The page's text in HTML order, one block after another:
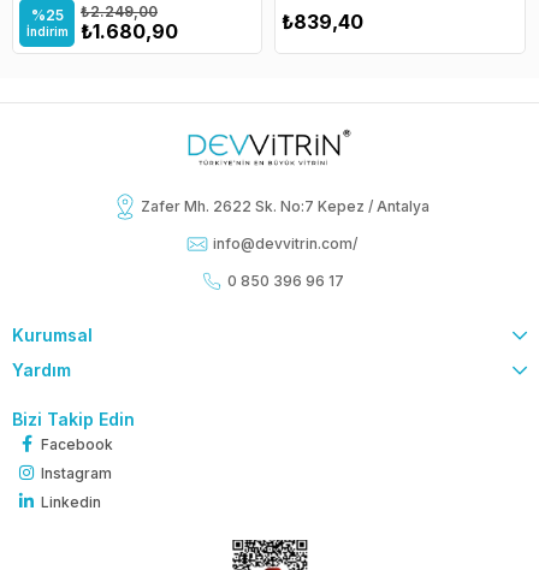
%25
İndirim ₺1.680,90
₺2.249,00 ₺839,40
Zafer Mh. 2622 Sk. No:7 Kepez / Antalya
info@devvitrin.com/
0 850 396 96 17
Kurumsal
Yardım
Bizi Takip Edin
Facebook
Instagram
Linkedin